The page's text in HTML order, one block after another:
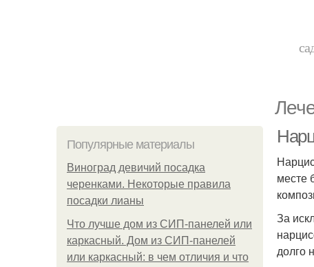
Популярные материалы
Виноград девичий посадка
черенками. Некоторые правила
посадки лианы
Что лучше дом из СИП-панелей или
каркасный. Дом из СИП-панелей
или каркасный: в чем отличия и что
месте
За
долго